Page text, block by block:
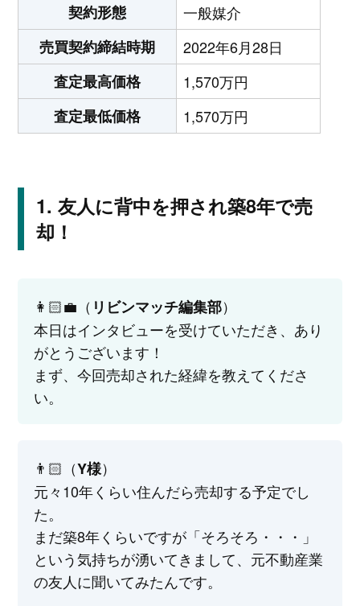
契約形態
一般媒介
売買契約締結時期
2022年6月28日
査定最高価格
1,570万円
査定最低価格
1,570万円
友人に背中を押され築8年で売
却！
👩🏻‍💼（ リビンマッチ編集部）
本日はインタビューを受けていただき、あり
がとうございます！
まず、今回売却された経緯を教えてくださ
い。
👨🏻（Y様）
元々10年くらい住んだら売却する予定でし
た。
まだ築8年くらいですが「そろそろ・・・」
という気持ちが湧いてきまして、元不動産業
の友人に聞いてみたんです。